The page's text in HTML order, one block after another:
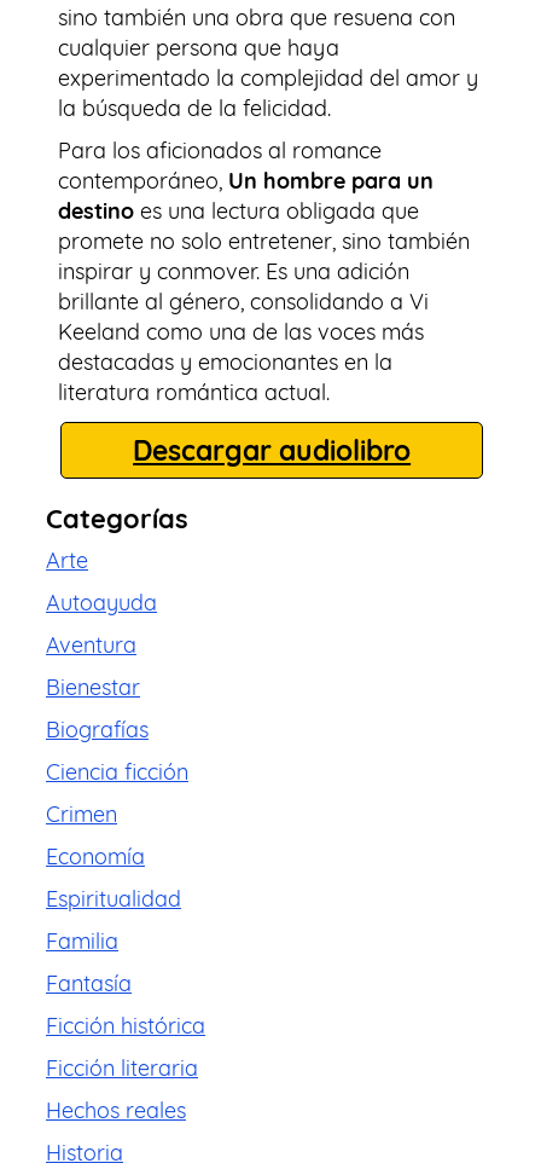
sino también una obra que resuena con
cualquier persona que haya
experimentado la complejidad del amor y
la búsqueda de la felicidad.
Para los aficionados al romance
contemporáneo, Un hombre para un
destino es una lectura obligada que
promete no solo entretener, sino también
inspirar y conmover. Es una adición
brillante al género, consolidando a Vi
Keeland como una de las voces más
destacadas y emocionantes en la
literatura romántica actual.
Descargar audiolibro
Categorías
Arte
Autoayuda
Aventura
Bienestar
Biografías
Ciencia ficción
Crimen
Economía
Espiritualidad
Familia
Fantasía
Ficción histórica
Ficción literaria
Hechos reales
Historia